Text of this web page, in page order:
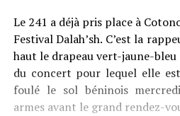
Le 241 a déjà pris place à
Festival Dalah’sh. C’est la
haut le drapeau vert-jaune-
du concert pour lequel elle
foulé le sol béninois
armes avant le grand rendez-